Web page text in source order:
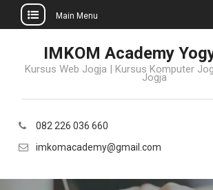
content
Main Menu
IMKOM Academy
Kursus Web Jogja | Kursus Komputer
Jogja
082 226 036 660
imkomacademy@gmail.com